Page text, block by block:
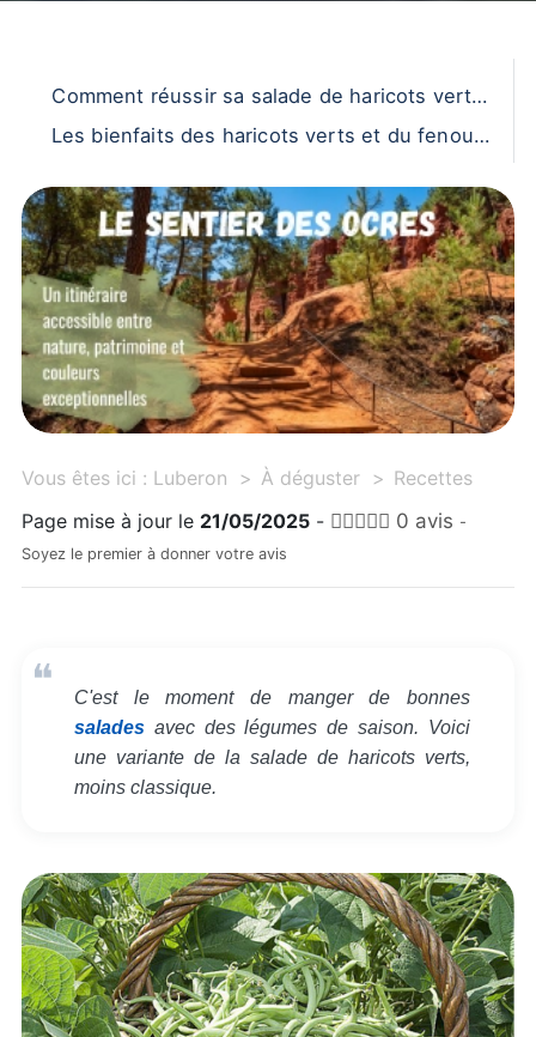
Comment réussir sa salade de haricots verts
et fenouil
Les bienfaits des haricots verts et du fenouil
Vous êtes ici : Luberon À déguster
Recettes
Page mise à jour le 21/05/2025- 0 avis -
Soyez le premier à donner votre avis
C'est le moment de manger de bonnes
salades avec des légumes de saison. Voici
une variante de la salade de haricots verts,
moins classique.